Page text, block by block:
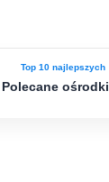
Polecane ośrodki
Top 10 najlepszych